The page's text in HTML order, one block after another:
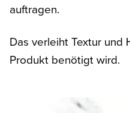
auftragen.
Das verleiht Textur und
Produkt benötigt wird.